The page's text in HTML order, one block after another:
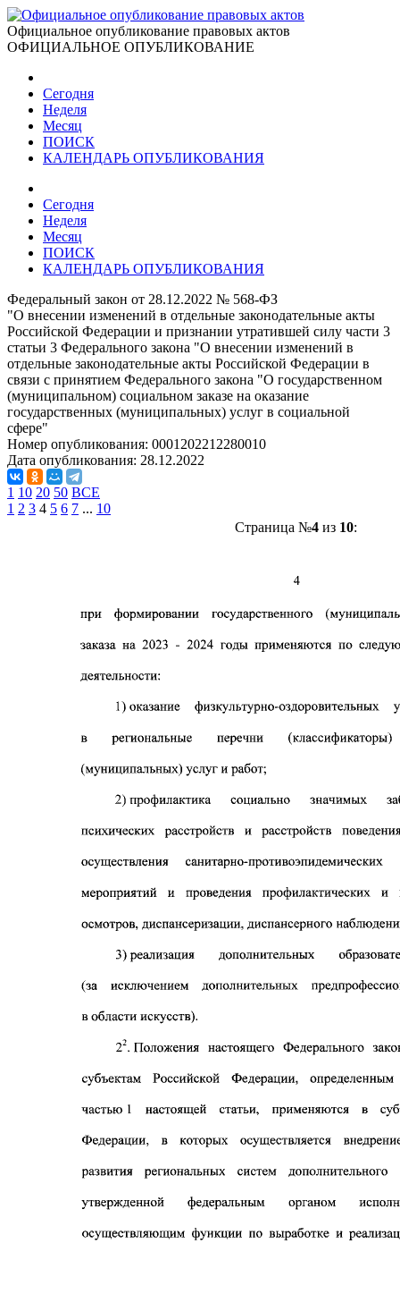
Официальное опубликование правовых актов
ОФИЦИАЛЬНОЕ ОПУБЛИКОВАНИЕ
Сегодня
Неделя
Месяц
ПОИСК
КАЛЕНДАРЬ ОПУБЛИКОВАНИЯ
Сегодня
Неделя
Месяц
ПОИСК
КАЛЕНДАРЬ ОПУБЛИКОВАНИЯ
Федеральный закон от 28.12.2022 № 568-ФЗ
"О внесении изменений в отдельные законодательные акты
Российской Федерации и признании утратившей силу части 3
статьи 3 Федерального закона "О внесении изменений в
отдельные законодательные акты Российской Федерации в
связи с принятием Федерального закона "О государственном
(муниципальном) социальном заказе на оказание
государственных (муниципальных) услуг в социальной
сфере"
Номер опубликования: 0001202212280010
Дата опубликования: 28.12.2022
1 10 20 50 ВСЕ
1 2 3 4 5 6 7 ... 10
Страница №4из 10: